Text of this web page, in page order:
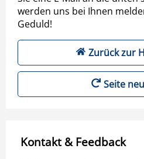
werden uns bei Ihnen
Geduld!
Zurück zur
Seite
Kontakt & Feedback